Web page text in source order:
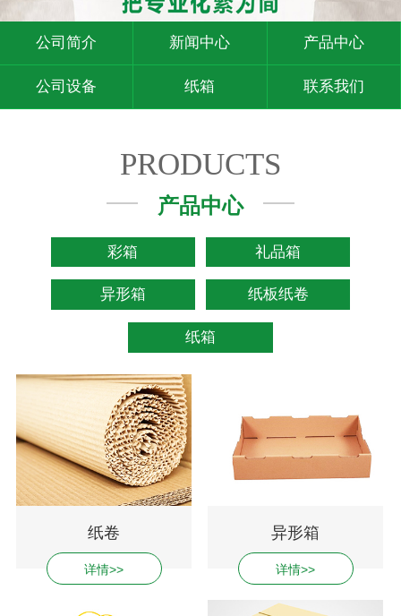
公司简介 新闻中心 产品中心
公司设备 纸箱 联系我们
PRODUCTS
产品中心
彩箱 礼品箱
异形箱 纸板纸卷
纸箱
纸卷
详情>>
异形箱
详情>>